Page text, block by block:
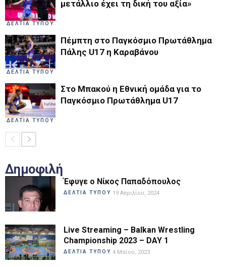
ΔΕΛΤΙΑ ΤΥΠΟΥ
μετάλλιο έχει τη δική του αξία»
ΔΕΛΤΙΑ ΤΥΠΟΥ
Πέμπτη στο Παγκόσμιο Πρωτάθλημα
Πάλης U17 η Καραβάνου
ΔΕΛΤΙΑ ΤΥΠΟΥ
Στο Μπακού η Εθνική ομάδα για το
Παγκόσμιο Πρωτάθλημα U17
Δημοφιλή
Έφυγε ο Νίκος Παπαδόπουλος
ΔΕΛΤΙΑ ΤΥΠΟΥ 19 Απριλίου, 2024
Live Streaming – Balkan Wrestling
Championship 2023 – DAY 1
ΔΕΛΤΙΑ ΤΥΠΟΥ 4 Μαΐου, 2023